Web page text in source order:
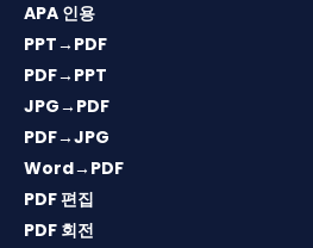
APA 인용
PPT→PDF
PDF→PPT
JPG→PDF
PDF→JPG
Word→PDF
PDF 편집
PDF 회전